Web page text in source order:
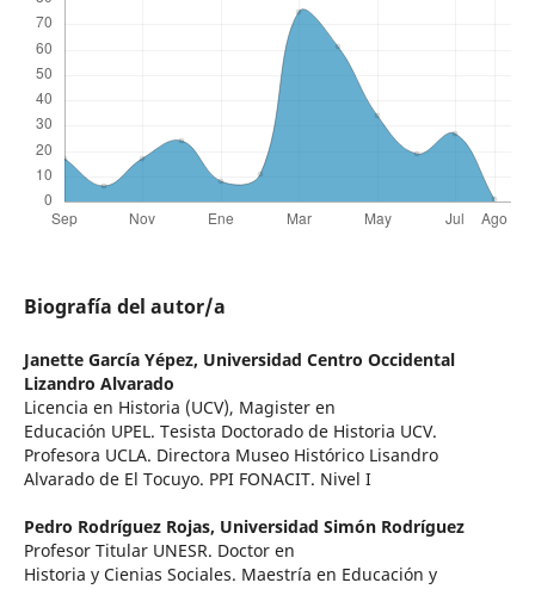
Biografía del autor/a
Janette García Yépez, Universidad Centro Occidental
Lizandro Alvarado
Licencia en Historia (UCV), Magister en
Educación UPEL. Tesista Doctorado de Historia UCV.
Profesora UCLA. Directora Museo Histórico Lisandro
Alvarado de El Tocuyo. PPI FONACIT. Nivel I
Pedro Rodríguez Rojas, Universidad Simón Rodríguez
Profesor Titular UNESR. Doctor en
Historia y Cienias Sociales. Maestría en Educación y